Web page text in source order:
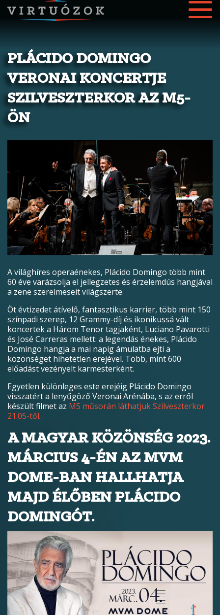
PLÁCIDO DOMINGO
VERONAI KONCERTJE
SZILVESZTERKOR AZ M5-
ÖN
A világhíres operaénekes, Plácido Domingo több mint
60 éve varázsolja el jellegzetes és érzelemdús hangjával
a zene szerelmeseit világszerte.
Öt évtizedet átívelő, fantasztikus karrier, több mint 150
színpadi szerep, 12 Grammy-díj és ikonikussá vált
koncertek a Három Tenor tagjaként, Luciano Pavarotti
és José Carreras mellett: a legendás énekes, Plácido
Domingo hangja a mai napig ámulatba ejti a
közönséget hihetetlen erejével. Több, mint 600
előadást vezényelt karmesterként.
Egyetlen különleges este erejéig Plácido Domingo
visszatért a lenyűgöző Veronai Arénába, s az erről
készült filmet az M5 műsorán láthatjuk Szilveszterkor
21.05-től.
A MAGYAR KÖZÖNSÉG 2023.
MÁRCIUS 4-ÉN AZ MVM
DOME-BAN HALLHATJA
MAJD ÉLŐBEN PLÁCIDO
DOMINGÓT.